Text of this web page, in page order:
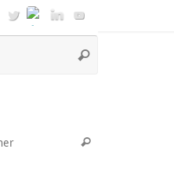
Rechercher
Rechercher